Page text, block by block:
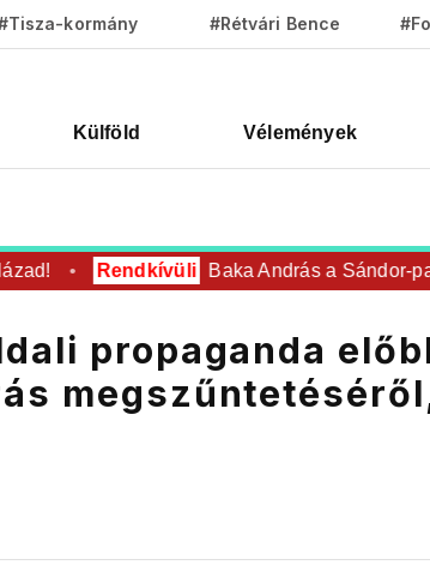
kormány #Rétvári Bence
Külföld Vélemények
Rendkívüli Baka András a Sándor-
propaganda